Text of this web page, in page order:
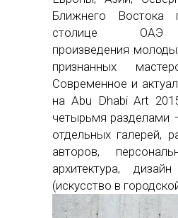
Ближнего Востока
столице ОАЭ
произведения
признанных
Современное и
на Abu Dhabi Art
четырьмя разделами
отдельных галерей,
авторов,
архитектура,
(искусство в